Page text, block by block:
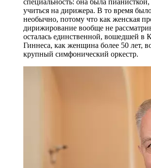
специальность: она была
учиться на дирижера. В то время
необычно, потому что как женская
дирижирование вообще не
осталась единственной, вошедшей в
Гиннеса, как женщина более 50 лет,
крупный симфонический оркестр.